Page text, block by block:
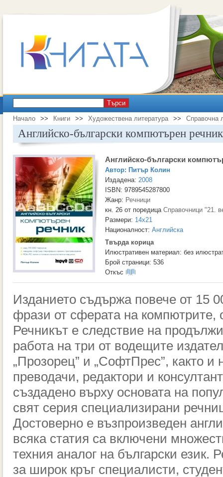
Търси
Начало >> Книги >> Художествена литература >> Справочна
Английско-български компютърен речник
Английско-български
Автор: Питър Колин
Издадена: 2008
ISBN: 9789545287800
Жанр: Речници
кн. 26 от поредица Справочници "21.
Размери: 14x21
Националност: Английска
Твърда корица
Илюстративен материал: без
Брой страници: 536
Откъс
Изданието съдържа повече от 15
фрази от сферата на компютрите,
Речникът е следствие на
работа на три от водещите
„Прозорец” и „СофтПрес”, както и
преводачи, редактори и
създадено върху основата на
свят серия специализирани
Достоверно е възпроизведен
всяка статия са включени
техния аналог на български език.
за широк кръг специалисти,